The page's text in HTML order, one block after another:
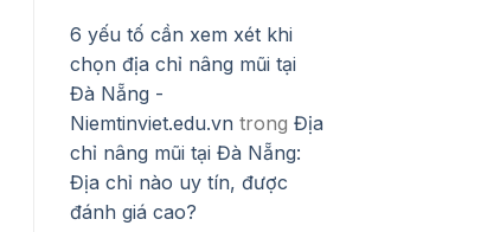
6 yếu tố cần xem xét khi
chọn địa chỉ nâng mũi tại
Đà Nẵng -
Niemtinviet.edu.vn trong Địa
chỉ nâng mũi tại Đà Nẵng:
Địa chỉ nào uy tín, được
đánh giá cao?